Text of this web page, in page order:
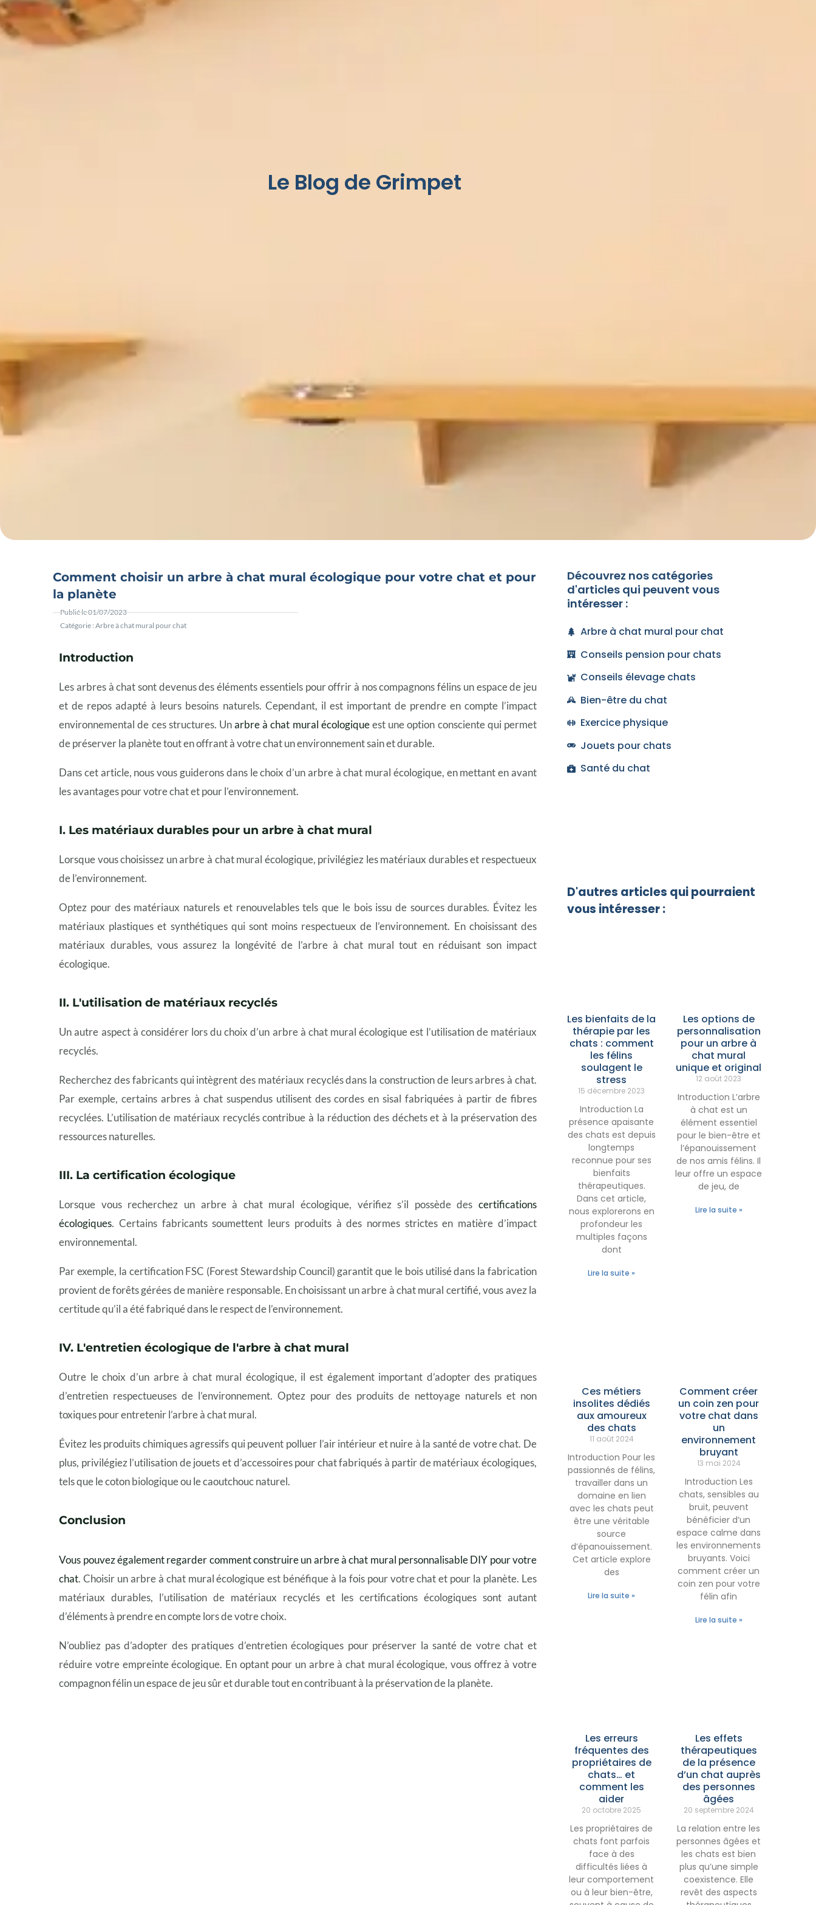
Le Blog de Grimpet
Comment choisir un arbre à chat mural écologique pour votre chat et pour
la planète
Publié le01/07/2023
Catégorie : Arbre à chat mural pour chat
Introduction
Les arbres à chat sont devenus des éléments essentiels pour offrir à nos compagnons félins un espace de jeu
et de repos adapté à leurs besoins naturels. Cependant, il est important de prendre en compte l’impact
environnemental de ces structures. Unarbre à chat mural écologiqueest une option consciente qui permet
de préserver la planète tout en offrant à votre chat un environnement sain et durable.
Dans cet article, nous vous guiderons dans le choix d’un arbre à chat mural écologique, en mettant en avant
les avantages pour votre chat et pour l’environnement.
I. Les matériaux durables pour un arbre à chat mural
Lorsque vous choisissez un arbre à chat mural écologique, privilégiez les matériaux durables et respectueux
de l’environnement.
Optez pour des matériaux naturels et renouvelables tels que le bois issu de sources durables. Évitez les
matériaux plastiques et synthétiques qui sont moins respectueux de l’environnement. En choisissant des
matériaux durables, vous assurez la longévité de l’arbre à chat mural tout en réduisant son impact
écologique.
II. L'utilisation de matériaux recyclés
Un autre aspect à considérer lors du choix d’un arbre à chat mural écologique est l’utilisation de matériaux
recyclés.
Recherchez des fabricants qui intègrent des matériaux recyclés dans la construction de leurs arbres à chat.
Par exemple, certains arbres à chat suspendus utilisent des cordes en sisal fabriquées à partir de fibres
recyclées. L’utilisation de matériaux recyclés contribue à la réduction des déchets et à la préservation des
ressources naturelles.
III. La certification écologique
Lorsque vous recherchez un arbre à chat mural écologique, vérifiez s’il possède des certifications
écologiques. Certains fabricants soumettent leurs produits à des normes strictes en matière d’impact
environnemental.
Par exemple, la certification FSC (Forest Stewardship Council) garantit que le bois utilisé dans la fabrication
provient de forêts gérées de manière responsable. En choisissant un arbre à chat mural certifié, vous avez la
certitude qu’il a été fabriqué dans le respect de l’environnement.
IV. L'entretien écologique de l'arbre à chat mural
Outre le choix d’un arbre à chat mural écologique, il est également important d’adopter des pratiques
d’entretien respectueuses de l’environnement. Optez pour des produits de nettoyage naturels et non
toxiques pour entretenir l’arbre à chat mural.
Évitez les produits chimiques agressifs qui peuvent polluer l’air intérieur et nuire à la santé de votre chat. De
plus, privilégiez l’utilisation de jouets et d’accessoires pour chat fabriqués à partir de matériaux écologiques,
tels que le coton biologique ou le caoutchouc naturel.
Conclusion
Vous pouvez également regarder comment construire un arbre à chat mural personnalisable DIY pour votre
chat. Choisir un arbre à chat mural écologique est bénéfique à la fois pour votre chat et pour la planète. Les
matériaux durables, l’utilisation de matériaux recyclés et les certifications écologiques sont autant
d’éléments à prendre en compte lors de votre choix.
N’oubliez pas d’adopter des pratiques d’entretien écologiques pour préserver la santé de votre chat et
réduire votre empreinte écologique. En optant pour un arbre à chat mural écologique, vous offrez à votre
compagnon félin un espace de jeu sûr et durable tout en contribuant à la préservation de la planète.
Découvrez nos catégories
d'articles qui peuvent vous
intéresser :
Arbre à chat mural pour chat
Conseils pension pour chats
Conseils élevage chats
Bien-être du chat
Exercice physique
Jouets pour chats
Santé du chat
D'autres articles qui pourraient
vous intéresser :
Les bienfaits de la
thérapie par les
chats : comment
les félins
soulagent le
stress
15 décembre 2023
Introduction La
présence apaisante
des chats est depuis
longtemps
reconnue pour ses
bienfaits
thérapeutiques.
Dans cet article,
nous explorerons en
profondeur les
multiples façons
dont
Lire la suite »
Les options de
personnalisation
pour un arbre à
chat mural
unique et original
12 août 2023
Introduction L’arbre
à chat est un
élément essentiel
pour le bien-être et
l’épanouissement
de nos amis félins. Il
leur offre un espace
de jeu, de
Lire la suite »
Ces métiers
insolites dédiés
aux amoureux
des chats
11 août 2024
Introduction Pour les
passionnés de félins,
travailler dans un
domaine en lien
avec les chats peut
être une véritable
source
d’épanouissement.
Cet article explore
des
Lire la suite »
Comment créer
un coin zen pour
votre chat dans
un
environnement
bruyant
13 mai 2024
Introduction Les
chats, sensibles au
bruit, peuvent
bénéficier d’un
espace calme dans
les environnements
bruyants. Voici
comment créer un
coin zen pour votre
félin afin
Lire la suite »
Les erreurs
fréquentes des
propriétaires de
chats… et
comment les
aider
20 octobre 2025
Les propriétaires de
chats font parfois
face à des
difficultés liées à
leur comportement
ou à leur bien-être,
Les effets
thérapeutiques
de la présence
d’un chat auprès
des personnes
âgées
20 septembre 2024
La relation entre les
personnes âgées et
les chats est bien
plus qu’une simple
coexistence. Elle
revêt des aspects